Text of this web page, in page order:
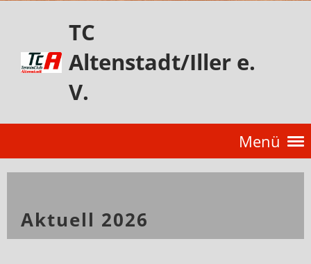
TC
Altenstadt/Iller e.
V.
Menü
Aktuell 2026